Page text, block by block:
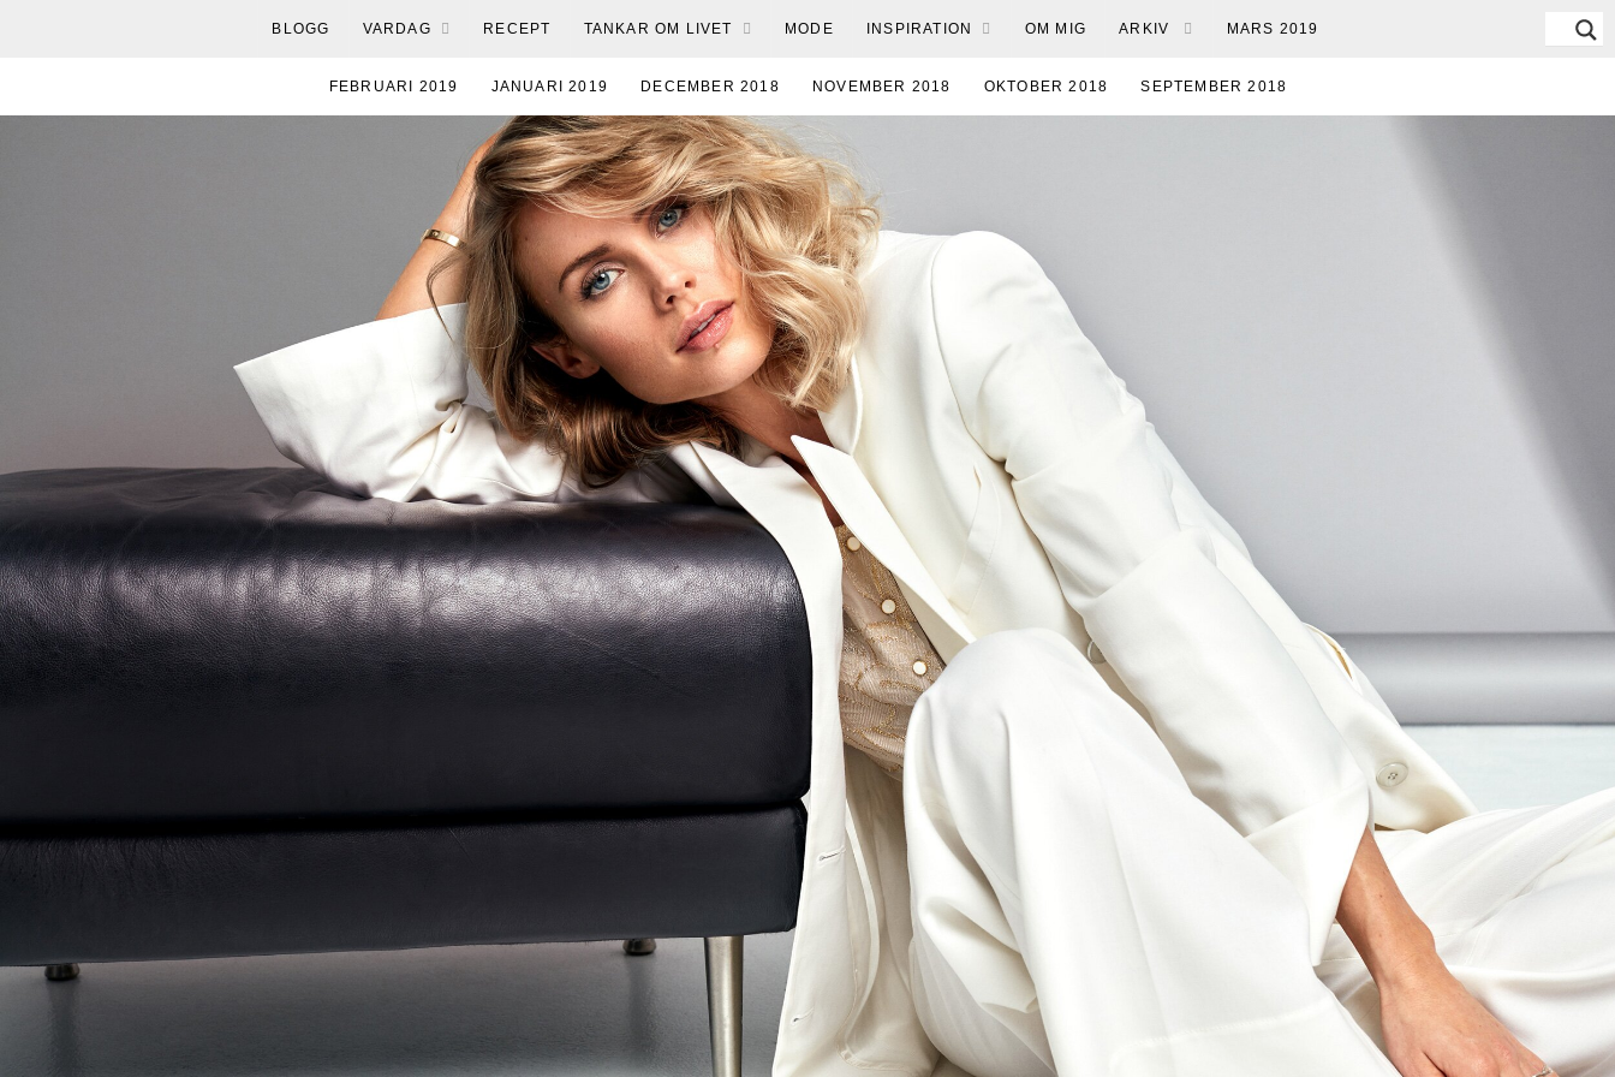
BLOGG VARDAG RECEPT TANKAR OM LIVET MODE INSPIRATION OM MIG ARKIV MARS 2019
FEBRUARI 2019 JANUARI 2019 DECEMBER 2018 NOVEMBER 2018 OKTOBER 2018 SEPTEMBER 2018
JULI 2018 JUNI 2018 MAJ 2018 APRIL 2018
NOVEMBER 2017 OKTOBER 2017 SEPTEMBER 2017
APRIL 2017 MARS 2017 FEBRUARI 2017 JANUARI 2017 DECEMBER 2016
OKTOBER 2016